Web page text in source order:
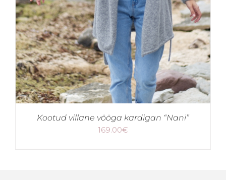
Kootud villane vööga kardigan “Nani”
169.00€